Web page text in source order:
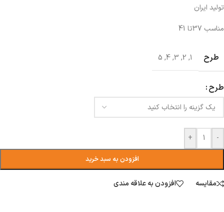
تولید ایران
مناسب 37تا 41
طرح 1
,
2
,
3
,
4
,
5
طرح
-
+
افزودن به سبد خرید
مقایسه افزودن به علاقه مندی